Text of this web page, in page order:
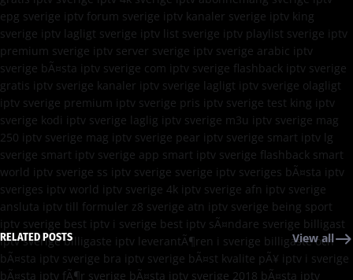
RELATED POSTS View all